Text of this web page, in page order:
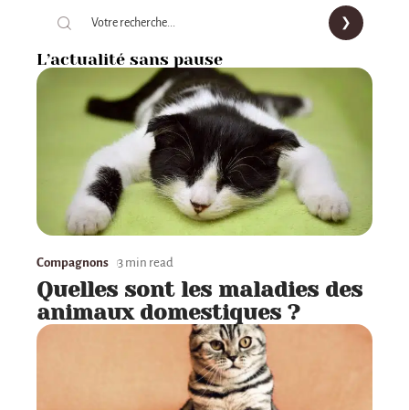
L’actualité sans pause
Compagnons 3 min read
Quelles sont les maladies des
animaux domestiques ?